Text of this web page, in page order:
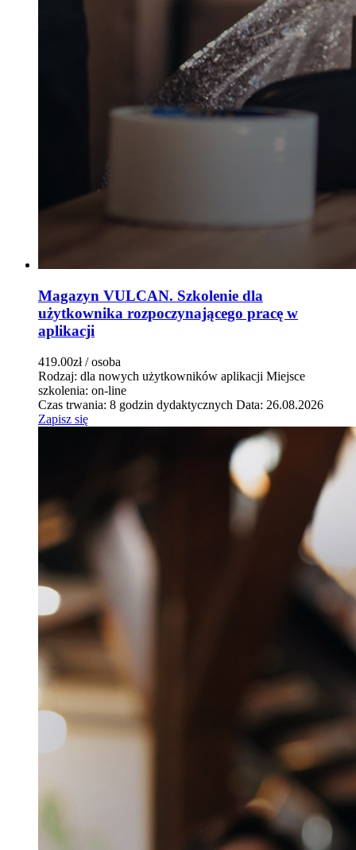
Magazyn VULCAN. Szkolenie dla
użytkownika rozpoczynającego pracę w
aplikacji
419.00zł / osoba
Rodzaj: dla nowych użytkowników aplikacji Miejsce
szkolenia: on-line
Czas trwania: 8 godzin dydaktycznych Data: 26.08.2026
Zapisz się